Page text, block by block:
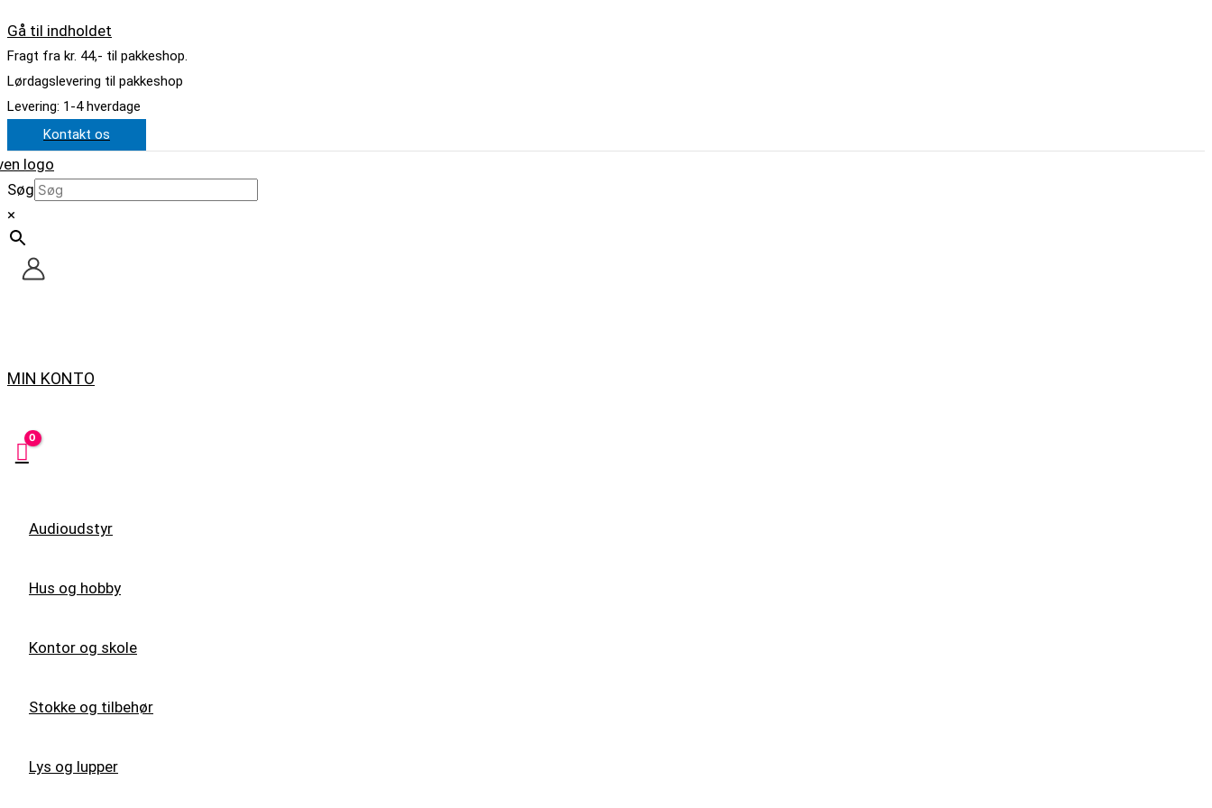
Gå til indholdet
Fragt fra kr. 44,- til pakkeshop.
Lørdagslevering til pakkeshop
Levering: 1-4 hverdage
Kontakt os
Søg
×
MIN KONTO
Audioudstyr
Hus og hobby
Kontor og skole
Stokke og tilbehør
Lys og lupper